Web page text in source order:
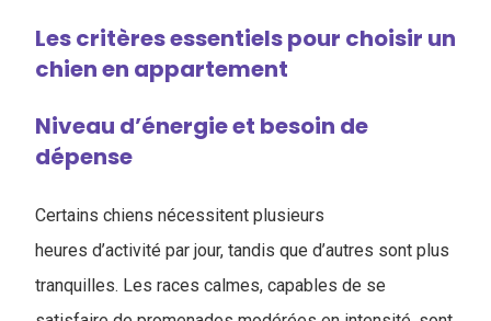
Les critères essentiels pour choisir un
chien en appartement
Niveau d’énergie et besoin de
dépense
Certains chiens nécessitent plusieurs
heures d’activité par jour, tandis que d’autres sont plus
tranquilles. Les races calmes, capables de se